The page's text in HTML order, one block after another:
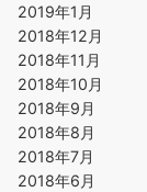
2019年1月
2018年12月
2018年11月
2018年10月
2018年9月
2018年8月
2018年7月
2018年6月